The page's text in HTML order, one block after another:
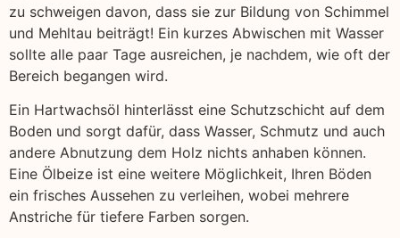
zu schweigen davon, dass sie zur Bildung von Schimmel
und Mehltau beiträgt! Ein kurzes Abwischen mit Wasser
sollte alle paar Tage ausreichen, je nachdem, wie oft der
Bereich begangen wird.
Ein Hartwachsöl hinterlässt eine Schutzschicht auf dem
Boden und sorgt dafür, dass Wasser, Schmutz und auch
andere Abnutzung dem Holz nichts anhaben können.
Eine Ölbeize ist eine weitere Möglichkeit, Ihren Böden
ein frisches Aussehen zu verleihen, wobei mehrere
Anstriche für tiefere Farben sorgen.